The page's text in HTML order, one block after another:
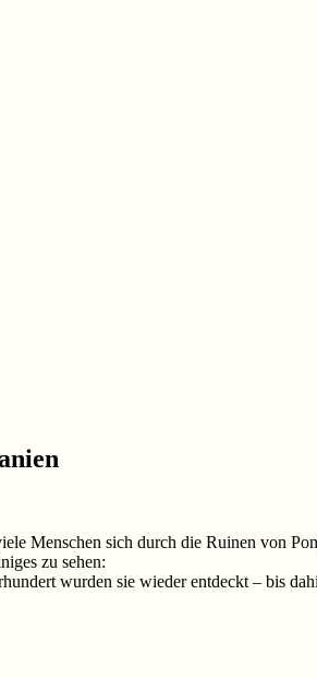
Menschen sich durch die Ruinen von
zu sehen:
wurden sie wieder entdeckt – bis